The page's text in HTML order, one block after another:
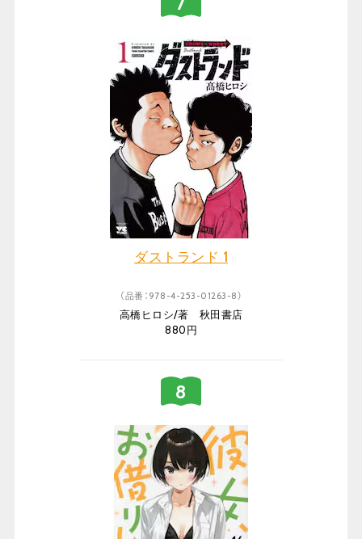
ダストランド 1
（品番：978-4-253-01263-8）
高橋ヒロシ/著 秋田書店
880円